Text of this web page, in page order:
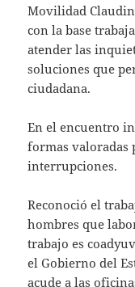
Movilidad
con la base
atender las
soluciones que
ciudadana.
En el encuentro
formas valoradas
interrupciones.
Reconoció el
hombres que
trabajo es
el Gobierno del
acude a las